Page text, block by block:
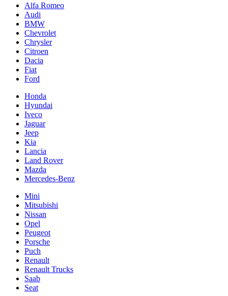
Alfa Romeo
Audi
BMW
Chevrolet
Chrysler
Citroen
Dacia
Fiat
Ford
Honda
Hyundai
Iveco
Jaguar
Jeep
Kia
Lancia
Land Rover
Mazda
Mercedes-Benz
Mini
Mitsubishi
Nissan
Opel
Peugeot
Porsche
Puch
Renault
Renault Trucks
Saab
Seat